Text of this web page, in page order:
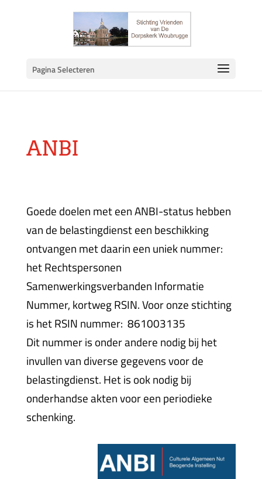
Pagina Selecteren
ANBI
Goede doelen met een ANBI-status hebben
van de belastingdienst een beschikking
ontvangen met daarin een uniek nummer:
het Rechtspersonen
Samenwerkingsverbanden Informatie
Nummer, kortweg RSIN. Voor onze stichting
is het RSIN nummer: 861003135
Dit nummer is onder andere nodig bij het
invullen van diverse gegevens voor de
belastingdienst. ​Het is ook nodig bij
onderhandse akten voor een periodieke
schenking.